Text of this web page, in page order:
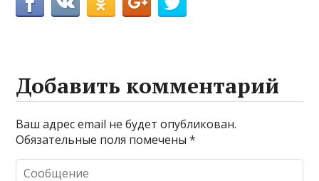
Добавить комментарий
Ваш адрес email не будет опубликован.
Обязательные поля помечены*